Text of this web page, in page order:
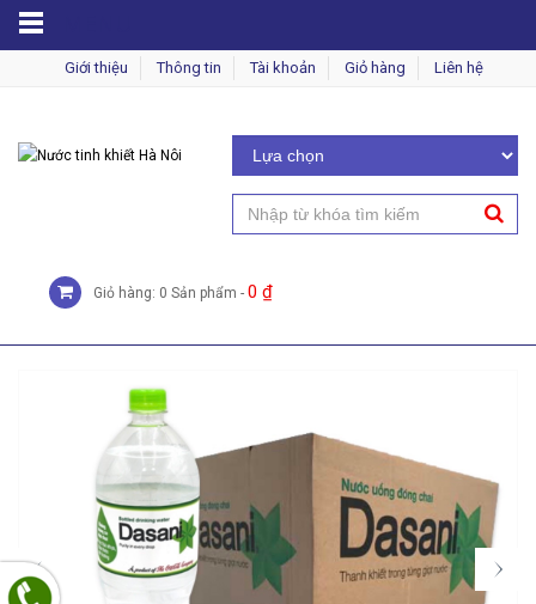
Giới thiệu Thông tin Tài khoản Giỏ hàng Liên hệ
Giỏ hàng: 0 Sản phẩm - 0 ₫